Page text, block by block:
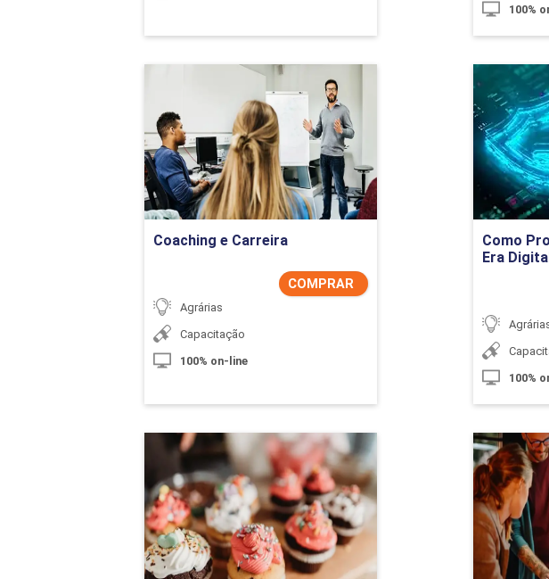
100%
Coaching e Carreira
COMPRAR
Agrárias
Capacitação
100% on-line
Coaching e Carreira
Detalhes do curso
Comprar Agora
Como
Era
100%
Confeitaria Basica
Detalhes do curso
Comprar Agora